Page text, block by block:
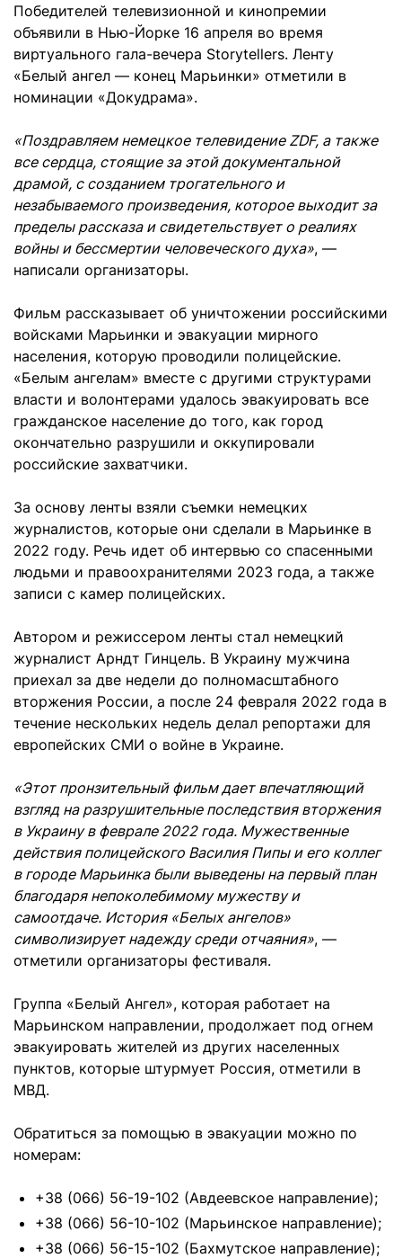
Победителей телевизионной и кинопремии
объявили в Нью-Йорке 16 апреля во время
виртуального гала-вечера Storytellers. Ленту
«Белый ангел — конец Марьинки» отметили в
номинации «Докудрама».
«Поздравляем немецкое телевидение ZDF, а также
все сердца, стоящие за этой документальной
драмой, с созданием трогательного и
незабываемого произведения, которое выходит за
пределы рассказа и свидетельствует о реалиях
войны и бессмертии человеческого духа», —
написали организаторы.
Фильм рассказывает об уничтожении российскими
войсками Марьинки и эвакуации мирного
населения, которую проводили полицейские.
«Белым ангелам» вместе с другими структурами
власти и волонтерами удалось эвакуировать все
гражданское население до того, как город
окончательно разрушили и оккупировали
российские захватчики.
За основу ленты взяли съемки немецких
журналистов, которые они сделали в Марьинке в
2022 году. Речь идет об интервью со спасенными
людьми и правоохранителями 2023 года, а также
записи с камер полицейских.
Автором и режиссером ленты стал немецкий
журналист Арндт Гинцель. В Украину мужчина
приехал за две недели до полномасштабного
вторжения России, а после 24 февраля 2022 года в
течение нескольких недель делал репортажи для
европейских СМИ о войне в Украине.
«Этот пронзительный фильм дает впечатляющий
взгляд на разрушительные последствия вторжения
в Украину в феврале 2022 года. Мужественные
действия полицейского Василия Пипы и его коллег
в городе Марьинка были выведены на первый план
благодаря непоколебимому мужеству и
самоотдаче. История «Белых ангелов»
символизирует надежду среди отчаяния», —
отметили организаторы фестиваля.
Группа «Белый Ангел», которая работает на
Марьинском направлении, продолжает под огнем
эвакуировать жителей из других населенных
пунктов, которые штурмует Россия, отметили в
МВД.
Обратиться за помощью в эвакуации можно по
номерам:
+38 (066) 56-19-102 (Авдеевское направление);
+38 (066) 56-10-102 (Марьинское направление);
+38 (066) 56-15-102 (Бахмутское направление);